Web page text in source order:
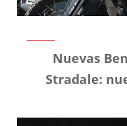
Nuevas
Stradale: